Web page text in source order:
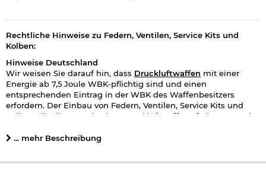
Rechtliche Hinweise zu Federn, Ventilen, Service Kits und
Kolben:
Hinweise Deutschland
Wir weisen Sie darauf hin, dass Druckluftwaffen mit einer
Energie ab 7,5 Joule WBK-pflichtig sind und einen
entsprechenden Eintrag in der WBK des Waffenbesitzers
erfordern. Der Einbau von Federn, Ventilen, Service Kits und
Kolben, die die Energie einer Druckluftwaffe auf über 7,5 Joule
Schusswaffen. Der Einbau führt zum Erlöschen der rechtlichen
... mehr Beschreibung